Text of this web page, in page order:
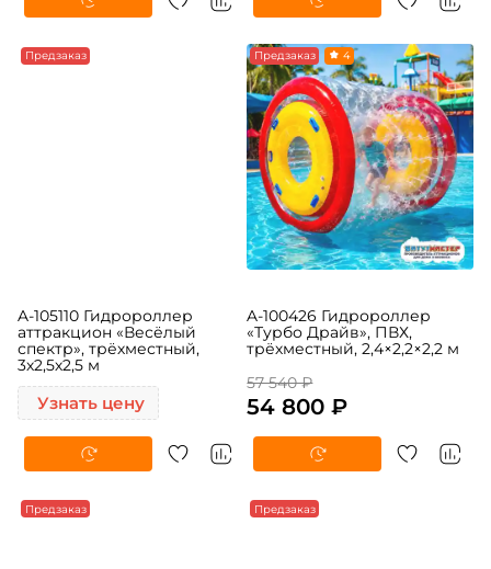
A-105110 Гидророллер
аттракцион «Весёлый
спектр», трёхместный,
3х2,5х2,5 м
Предзаказ 4
A-100426 Гидророллер
«Турбо Драйв», ПВХ,
трёхместный, 2,4×2,2×2,2 м
57 540 ₽
54 800 ₽